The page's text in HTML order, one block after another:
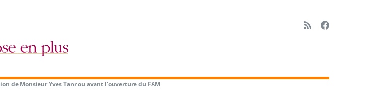
de Monsieur Yves Tannou avant l’ouverture du FAM